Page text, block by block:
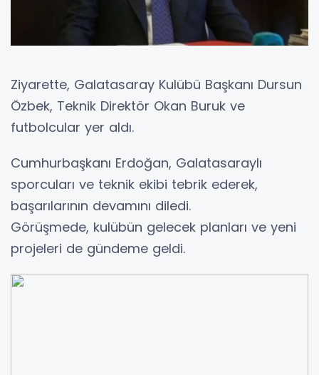
Ziyarette, Galatasaray Kulübü Başkanı Dursun
Özbek, Teknik Direktör Okan Buruk ve
futbolcular yer aldı.
Cumhurbaşkanı Erdoğan, Galatasaraylı
sporcuları ve teknik ekibi tebrik ederek,
başarılarının devamını diledi.
Görüşmede, kulübün gelecek planları ve yeni
projeleri de gündeme geldi.